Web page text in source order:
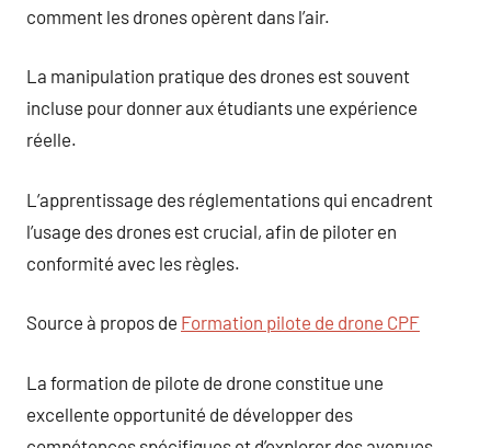
comment les drones opèrent dans l’air.
La manipulation pratique des drones est souvent
incluse pour donner aux étudiants une expérience
réelle.
L’apprentissage des réglementations qui encadrent
l’usage des drones est crucial, afin de piloter en
conformité avec les règles.
Source à propos de Formation pilote de drone CPF
La formation de pilote de drone constitue une
excellente opportunité de développer des